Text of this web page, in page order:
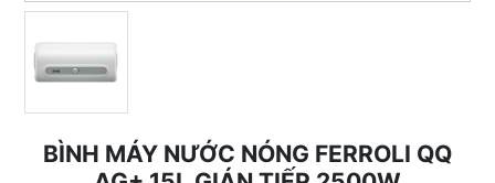
BÌNH MÁY NƯỚC NÓNG FERROLI QQ